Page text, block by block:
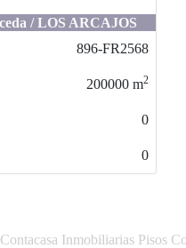
El Pardo / SUR
896-
Contacasa Inmobiliarias Pisos